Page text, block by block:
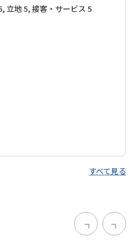
立地 5, 接客・サービス 5
すべて見る